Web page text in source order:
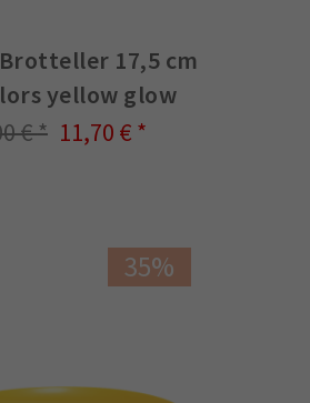
17,5 cm
yellow glow
€
11,70 €
35%